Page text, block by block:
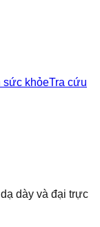
sức khỏeTra cứu
dày và đại trực